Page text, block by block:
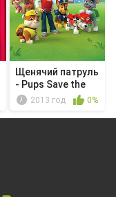
Щенячий патруль
- Pups Save the
Hatch...
2013 год 0%